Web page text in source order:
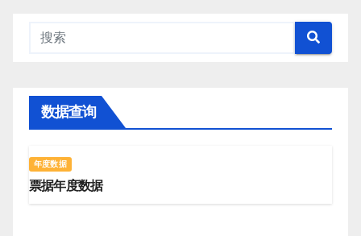
数据查询
年度数据
票据年度数据